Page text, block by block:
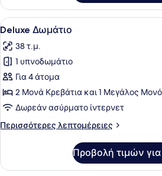
Δίκλινο
Δωμάτιο
(Double
Twin)
Προβολή
όλων
των
φωτογραφιών
για
Deluxe
Δωμάτιο
Ένα
5
Deluxe Δωμάτιο
38 τ.μ.
1 υπνοδωμάτιο
Για 4 άτομα
2 Μονά Κρεβάτια και 1 Μεγάλος
Δωρεάν ασύρματο ίντερνετ
Περισσότερες λεπτομέρειες
Περισσότερες
Δωμάτιο
Προβολή τιμών